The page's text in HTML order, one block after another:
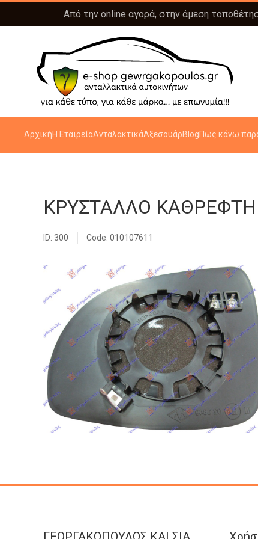
Από την online αγορά, στην άμεση
ΑρχικήΗ ΕταιρείαΑνταλακτικάΑξεσουάρBlogΠως κάνω
ΚΡΥΣΤΑΛΛΟ ΚΑΘΡΕΦΤΗ
ID: 300 Code: 010107611